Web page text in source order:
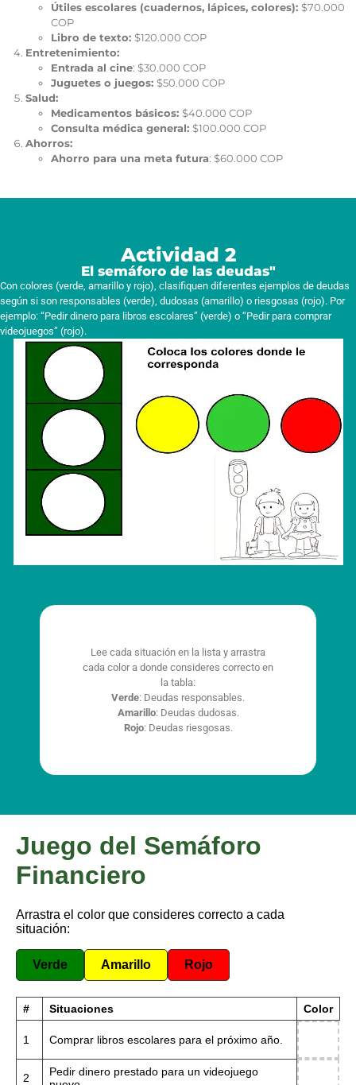
Útiles escolares (cuadernos, lápices, colores): $70.000
COP
Libro de texto: $120.000 COP
Entretenimiento:
Entrada al cine: $30.000 COP
Juguetes o juegos: $50.000 COP
Salud:
Medicamentos básicos: $40.000 COP
Consulta médica general: $100.000 COP
Ahorros:
Ahorro para una meta futura: $60.000 COP
Actividad 2
El semáforo de las deudas"
Con colores (verde, amarillo y rojo), clasifiquen diferentes ejemplos de deudas
según si son responsables (verde), dudosas (amarillo) o riesgosas (rojo). Por
ejemplo: “Pedir dinero para libros escolares” (verde) o “Pedir para comprar
videojuegos” (rojo).
Lee cada situación en la lista y arrastra
cada color a donde consideres correcto en
la tabla:
Verde: Deudas responsables.
Amarillo: Deudas dudosas.
Rojo: Deudas riesgosas.